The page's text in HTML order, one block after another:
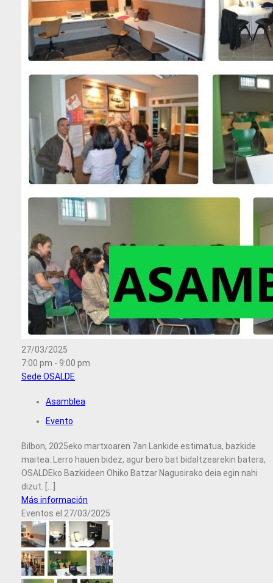
27/03/2025
7:00 pm - 9:00 pm
Sede OSALDE
Asamblea
Evento
Bilbon, 2025eko martxoaren 7an Lankide estimatua, bazkide
maitea: Lerro hauen bidez, agur bero bat bidaltzearekin batera,
OSALDEko Bazkideen Ohiko Batzar Nagusirako deia egin nahi
dizut. [...]
Más información
Eventos el 27/03/2025